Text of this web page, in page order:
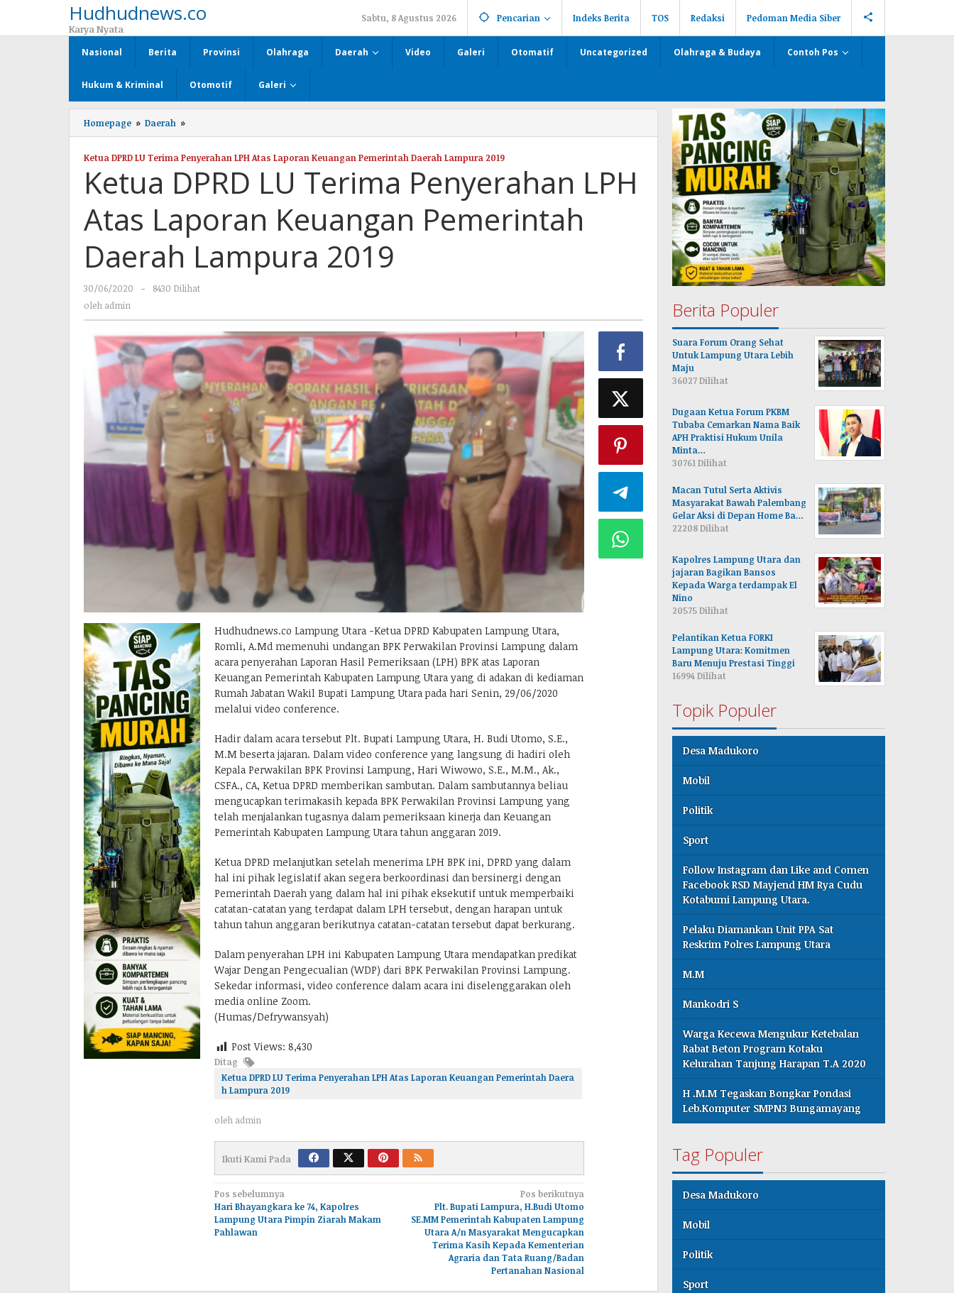
Hudhudnews.co
Karya Nyata
Sabtu, 8 Agustus 2026 Pencarian Indeks Berita TOS Redaksi Pedoman Media Siber
Nasional Berita Provinsi Olahraga Daerah Video Galeri Otomatif Uncategorized Olahraga & Budaya Contoh Pos
Hukum & Kriminal Otomotif Galeri
Homepage » Daerah »
DPRD
Terima
Penyerahan
LPH
Laporan
Keuangan
Pemerintah
Daerah
Lampura
Ketua DPRD LU Terima Penyerahan LPH Atas Laporan Keuangan Pemerintah Daerah Lampura 2019
Ketua DPRD LU Terima Penyerahan LPH
Atas Laporan Keuangan Pemerintah
Daerah Lampura 2019
30/06/2020
oleh
-
8430 Dilihat
oleh admin
Hudhudnews.co Lampung Utara -Ketua DPRD Kabupaten Lampung Utara,
Romli, A.Md memenuhi undangan BPK Perwakilan Provinsi Lampung dalam
acara penyerahan Laporan Hasil Pemeriksaan (LPH) BPK atas Laporan
Keuangan Pemerintah Kabupaten Lampung Utara yang di adakan di kediaman
Rumah Jabatan Wakil Bupati Lampung Utara pada hari Senin, 29/06/2020
melalui video conference.
Hadir dalam acara tersebut Plt. Bupati Lampung Utara, H. Budi Utomo, S.E.,
M.M beserta jajaran. Dalam video conference yang langsung di hadiri oleh
Kepala Perwakilan BPK Provinsi Lampung, Hari Wiwowo, S.E., M.M., Ak.,
CSFA., CA, Ketua DPRD memberikan sambutan. Dalam sambutannya beliau
mengucapkan terimakasih kepada BPK Perwakilan Provinsi Lampung yang
telah menjalankan tugasnya dalam pemeriksaan kinerja dan Keuangan
Pemerintah Kabupaten Lampung Utara tahun anggaran 2019.
Ketua DPRD melanjutkan setelah menerima LPH BPK ini, DPRD yang dalam
hal ini pihak legislatif akan segera berkoordinasi dan bersinergi dengan
Pemerintah Daerah yang dalam hal ini pihak eksekutif untuk memperbaiki
catatan-catatan yang terdapat dalam LPH tersebut, dengan harapan untuk
tahun tahun anggaran berikutnya catatan-catatan tersebut dapat berkurang.
Dalam penyerahan LPH ini Kabupaten Lampung Utara mendapatkan predikat
Wajar Dengan Pengecualian (WDP) dari BPK Perwakilan Provinsi Lampung.
Sekedar informasi, video conference dalam acara ini diselenggarakan oleh
media online Zoom.
(Humas/Defrywansyah)
Post Views: 8,430
Ditag
Ketua DPRD LU Terima Penyerahan LPH Atas Laporan Keuangan Pemerintah Daera
h Lampura 2019
oleh admin
Ikuti Kami Pada
Navigasi
pos
Pos sebelumnya
Hari Bhayangkara ke 74, Kapolres
Lampung Utara Pimpin Ziarah Makam
Pahlawan
Pos berikutnya
Plt. Bupati Lampura, H.Budi Utomo
SE.MM Pemerintah Kabupaten Lampung
Utara A/n Masyarakat Mengucapkan
Terima Kasih Kepada Kementerian
Agraria dan Tata Ruang/Badan
Pertanahan Nasional
Berita Populer
Suara Forum Orang Sehat
Untuk Lampung Utara Lebih
Maju
36027 Dilihat
Dugaan Ketua Forum PKBM
Tubaba Cemarkan Nama Baik
APH Praktisi Hukum Unila
Minta…
30761 Dilihat
Macan Tutul Serta Aktivis
Masyarakat Bawah Palembang
Gelar Aksi di Depan Home Ba…
22208 Dilihat
Kapolres Lampung Utara dan
jajaran Bagikan Bansos
Kepada Warga terdampak El
Nino
20575 Dilihat
Pelantikan Ketua FORKI
Lampung Utara: Komitmen
Baru Menuju Prestasi Tinggi
16994 Dilihat
Topik Populer
Desa Madukoro
Mobil
Politik
Sport
Follow Instagram dan Like and Comen
Facebook RSD Mayjend HM Rya Cudu
Kotabumi Lampung Utara.
Pelaku Diamankan Unit PPA Sat
Reskrim Polres Lampung Utara
M.M
Mankodri S
Warga Kecewa Mengukur Ketebalan
Rabat Beton Program Kotaku
Kelurahan Tanjung Harapan T.A 2020
H .M.M Tegaskan Bongkar Pondasi
Leb.Komputer SMPN3 Bungamayang
Tag Populer
Desa Madukoro
Mobil
Politik
Sport